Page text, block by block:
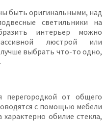
быть оригинальными, над
светильники на
интерьер можно
люстрой или
выбрать что-то одно,
перегородкой от общего
с помощью мебели
обилие стекла,